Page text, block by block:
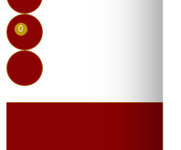
0